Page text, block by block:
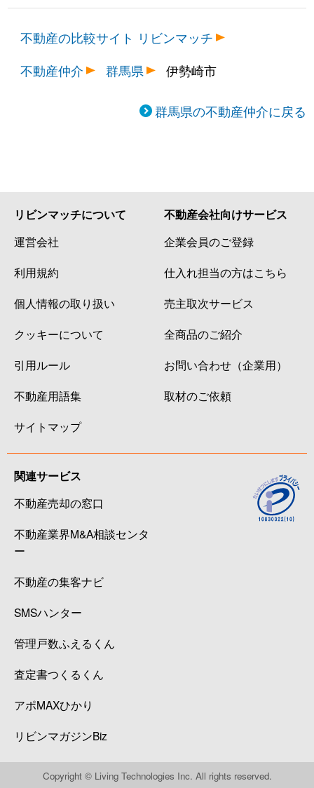
不動産の比較サイト リビンマッチ
不動産仲介
群馬県 伊勢崎市
群馬県の不動産仲介に戻る
リビンマッチについて
運営会社
利用規約
個人情報の取り扱い
クッキーについて
引用ルール
不動産用語集
サイトマップ
不動産会社向けサービス
企業会員のご登録
仕入れ担当の方はこちら
売主取次サービス
全商品のご紹介
お問い合わせ（企業用）
取材のご依頼
関連サービス
不動産売却の窓口
不動産業界M&A相談センタ
ー
不動産の集客ナビ
SMSハンター
管理戸数ふえるくん
査定書つくるくん
アポMAXひかり
リビンマガジンBiz
Copyright © Living Technologies Inc. All rights reserved.